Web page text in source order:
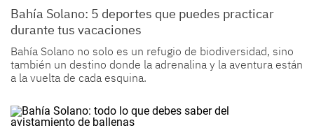
Bahía Solano: 5 deportes que puedes practicar
durante tus vacaciones
Bahía Solano no solo es un refugio de biodiversidad, sino
también un destino donde la adrenalina y la aventura están
a la vuelta de cada esquina.